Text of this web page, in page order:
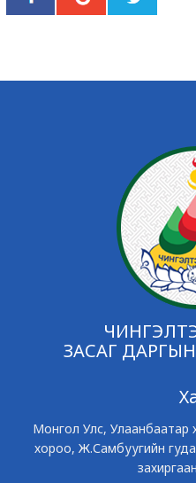
ЗАСАГ
Монгол Улс, Улаанбаатар
хороо, Ж.Самбуугийн